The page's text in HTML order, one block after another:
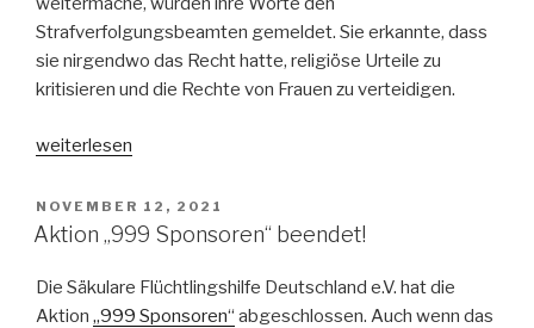
Strafverfolgungsbeamten gemeldet. Sie erkannte, dass
sie nirgendwo das Recht hatte, religiöse Urteile zu
kritisieren und die Rechte von Frauen zu verteidigen.
„Minas
weiterlesen
VERÖFFENTLICHT
AM
NOVEMBER 12, 2021
Aktion „999 Sponsoren“ beendet!
Die Säkulare Flüchtlingshilfe Deutschland e.V. hat die
Aktion „999 Sponsoren“ abgeschlossen. Auch wenn das